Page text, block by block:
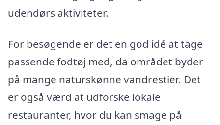
udendørs aktiviteter.
For besøgende er det en god idé at tage
passende fodtøj med, da området byder
på mange naturskønne vandrestier. Det
er også værd at udforske lokale
restauranter, hvor du kan smage på